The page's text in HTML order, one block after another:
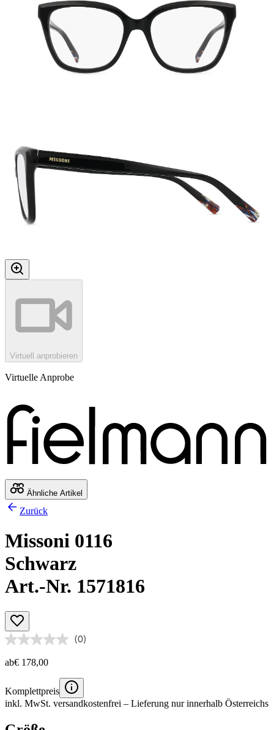
Virtuell anprobieren
Virtuelle Anprobe
Ähnliche Artikel
Zurück
Missoni 0116
Schwarz
Art.-Nr. 1571816
(0)
ab€ 178,00
Komplettpreis
inkl. MwSt. versandkostenfrei – Lieferung nur innerhalb Österreichs